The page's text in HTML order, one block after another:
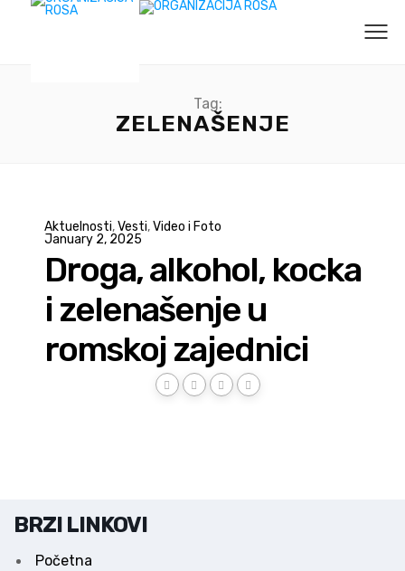
Tag:
ZELENAŠENJE
Aktuelnosti,Vesti,Video i Foto
January 2, 2025
Droga, alkohol, kocka
i zelenašenje u
romskoj zajednici
BRZI LINKOVI
Početna